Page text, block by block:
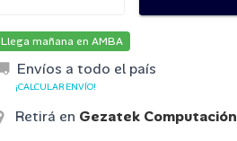
Llega mañana en AMBA
Envíos a todo el país
¡CALCULAR ENVÍO!
Retirá en Gezatek Computación